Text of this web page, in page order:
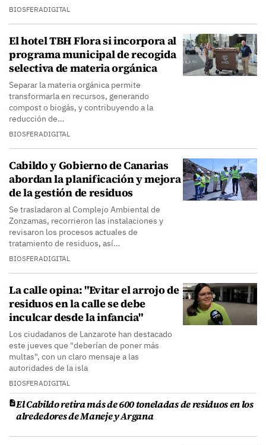
BIOSFERADIGITAL
El hotel TBH Flora si incorpora al
programa municipal de recogida
selectiva de materia orgánica
Separar la materia orgánica permite
transformarla en recursos, generando
compost o biogás, y contribuyendo a la
reducción de…
BIOSFERADIGITAL
Cabildo y Gobierno de Canarias
abordan la planificación y mejora
de la gestión de residuos
Se trasladaron al Complejo Ambiental de
Zonzamas, recorrieron las instalaciones y
revisaron los procesos actuales de
tratamiento de residuos, así…
BIOSFERADIGITAL
La calle opina: "Evitar el arrojo de
residuos en la calle se debe
inculcar desde la infancia"
Los ciudadanos de Lanzarote han destacado
este jueves que "deberían de poner más
multas", con un claro mensaje a las
autoridades de la isla
BIOSFERADIGITAL
El Cabildo retira más de 600 toneladas de residuos en los
alrededores de Maneje y Argana